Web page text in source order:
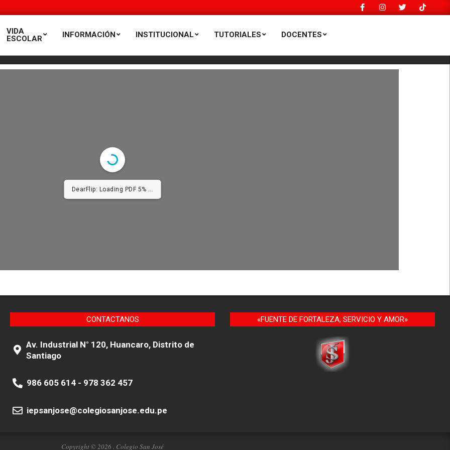
VIDA
ESCOLAR
INFORMACIÓN INSTITUCIONAL TUTORIALES DOCENTES
DearFlip: Loading PDF 5% ...
CONTACTANOS
Av. Industrial N° 120, Huancaro, Distrito de
Santiago
986 605 614 - 978 362 457
iepsanjose@colegiosanjose.edu.pe
«FUENTE DE FORTALEZA, SERVICIO Y AMOR»
Copyright © 2026 . Colegio San José